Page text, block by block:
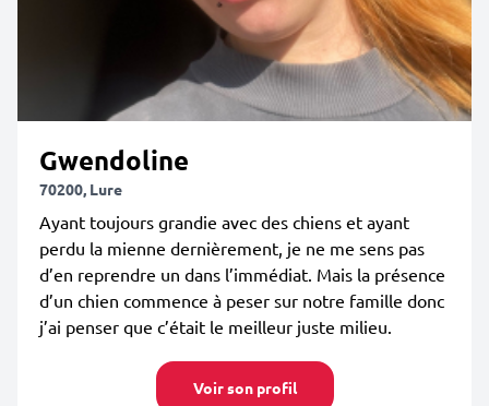
Gwendoline
70200, Lure
Ayant toujours grandie avec des chiens et ayant
perdu la mienne dernièrement, je ne me sens pas
d’en reprendre un dans l’immédiat. Mais la présence
d’un chien commence à peser sur notre famille donc
j’ai penser que c’était le meilleur juste milieu.
Voir son profil